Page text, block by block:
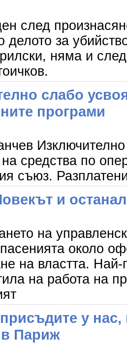
след
делото за
няма и
слабо
програми
средства по
съюз.
и
на
около
на властта. Най-
на работа на
у
Париж